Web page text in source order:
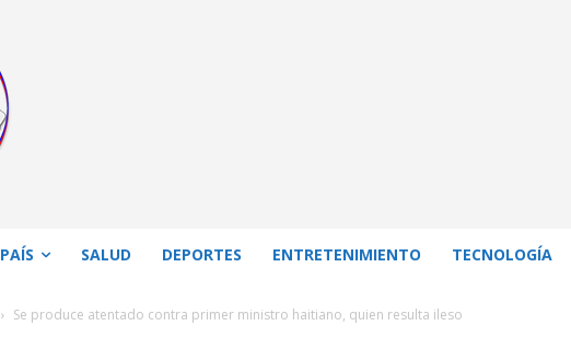
PAÍS SALUD DEPORTES ENTRETENIMIENTO TECNOLOGÍA
Se produce atentado contra primer ministro haitiano, quien resulta ileso